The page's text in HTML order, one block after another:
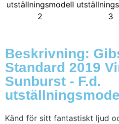
Beskrivning:
Standard 2019
Sunburst - F.d.
Känd för sitt fantastiskt ljud